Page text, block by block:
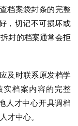
档案袋封条的完整
，切记不可损坏或
封的档案通常会拒
及时联系原发档学
实档案内容的完整
人才中心开具调档
才中心。